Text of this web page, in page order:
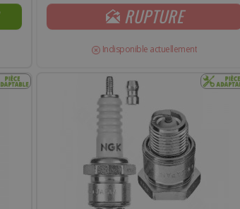
RUPTURE
Indisponible actuellement